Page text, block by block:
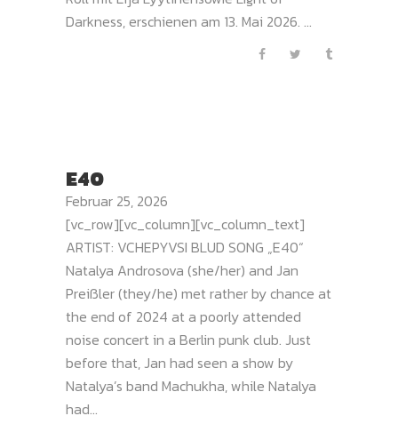
Darkness, erschienen am 13. Mai 2026. ...
E40
Februar 25, 2026
[vc_row][vc_column][vc_column_text]
ARTIST: VCHEPYVSI BLUD SONG „E40“
Natalya Androsova (she/her) and Jan
Preißler (they/he) met rather by chance at
the end of 2024 at a poorly attended
noise concert in a Berlin punk club. Just
before that, Jan had seen a show by
Natalya’s band Machukha, while Natalya
had...